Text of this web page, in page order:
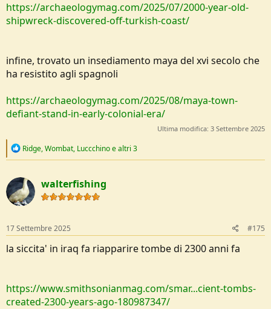
https://archaeologymag.com/2025/07/2000-year-old-
shipwreck-discovered-off-turkish-coast/
infine, trovato un insediamento maya del xvi secolo che
ha resistito agli spagnoli
https://archaeologymag.com/2025/08/maya-town-
defiant-stand-in-early-colonial-era/
Ultima modifica: 3 Settembre 2025
R
c
t
i
o
s
:
Ridge,Wombat, Luccchinoe altri 3
walterfishing
17 Settembre 2025 #175
la siccita' in iraq fa riapparire tombe di 2300 anni fa
https://www.smithsonianmag.com/smar...cient-tombs-
created-2300-years-ago-180987347/